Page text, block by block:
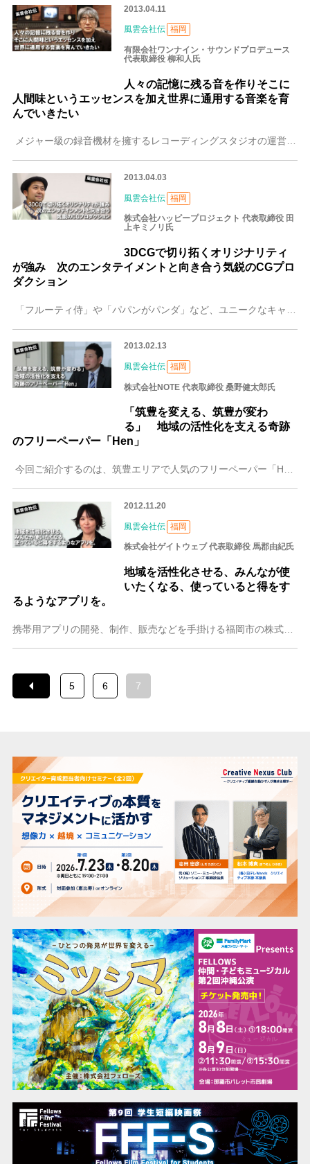
2013.04.11
風雲会社伝 福岡
有限会社ワンナイン・サウンドプロデュース
代表取締役 柳和人氏
人々の記憶に残る音を作りそこに
人間味というエッセンスを加え世界に通用する音楽を育
んでいきたい
メジャー級の録音機材を擁するレコーディングスタジオの運営などで、九州における音楽制作のメッカ的存在となったワンナイン・サウンドプロデュース。設立からすでに25
2013.04.03
風雲会社伝 福岡
株式会社ハッピープロジェクト 代表取締役 田
上キミノリ氏
3DCGで切り拓くオリジナリティ
が強み 次のエンタテイメントと向き合う気鋭のCGプロ
ダクション
2013.02.13
風雲会社伝 福岡
株式会社NOTE 代表取締役 桑野健太郎氏
「筑豊を変える、筑豊が変わ
る」 地域の活性化を支える奇跡
のフリーペーパー「Hen」
2012.11.20
風雲会社伝 福岡
株式会社ゲイトウェブ 代表取締役 馬郡由紀氏
地域を活性化させる、みんなが使
いたくなる、使っていると得をす
るようなアプリを。
携帯用アプリの開発、制作、販売などを手掛ける福岡市の株式会社ゲイトウェブ。公式サイトの1日のアクセス数は約1万件にのぼり、今期も好調に売り上げを伸ばしている会社
5 6 7